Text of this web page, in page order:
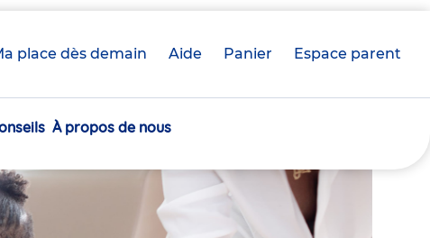
place dès demain Aide Panier crèche(s)
Espace parent
À propos de nous